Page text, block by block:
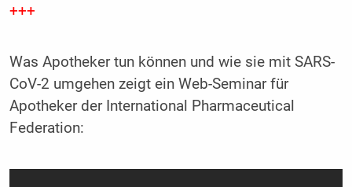
+++
Was Apotheker tun können und wie sie mit SARS-
CoV-2 umgehen zeigt ein Web-Seminar für
Apotheker der International Pharmaceutical
Federation: